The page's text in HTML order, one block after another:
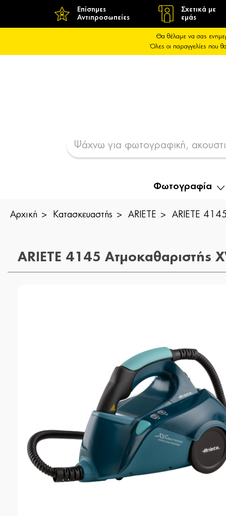
Επίσημες
Αντιπροσωπείες
Σχετικά με
εμάς
Θα θέλαμε να σας
Όλες οι παραγγελίες
Φωτογραφία
Αρχική Κατασκευαστής ARIETE ARIETE
ARIETE 4145 Ατμοκαθαριστής